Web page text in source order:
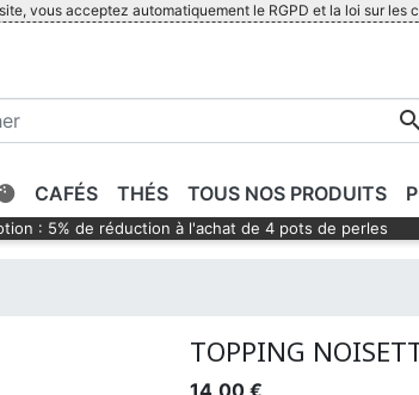
vous acceptez automatiquement le RGPD et la loi sur les
CAFÉS THÉS TOUS NOS PRODUITS
: 5% de réduction à l'achat de 4 pots de perles
TOPPING
14,00 €